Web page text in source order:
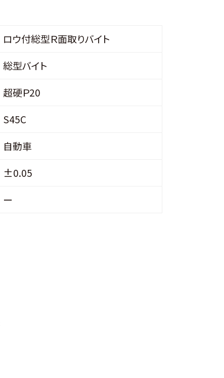
ロウ付総型Ｒ面取りバイト
総型バイト
超硬Ｐ20
S45C
自動車
±0.05
ー